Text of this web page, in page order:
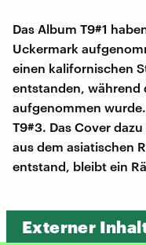
Das Album T9#1
Uckermark
einen kalifornischen
entstanden, während
aufgenommen
T9#3. Das Cover
aus dem asiatischen
entstand, bleibt ein
Externer